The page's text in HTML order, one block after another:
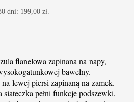
dni: 199,00 zł.
flanelowa zapinana na napy,
bawełny.
lewej piersi zapinaną na zamek.
siateczka pełni funkcje podszewki,